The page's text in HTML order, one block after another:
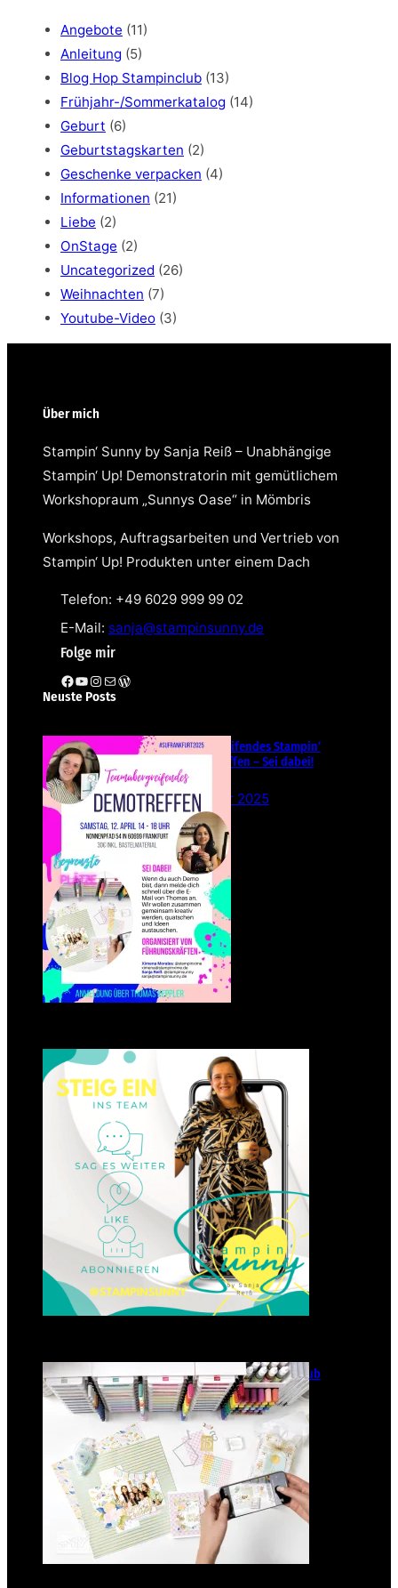
Angebote (11)
Anleitung (5)
Blog Hop Stampinclub (13)
Frühjahr-/Sommerkatalog (14)
Geburt (6)
Geburtstagskarten (2)
Geschenke verpacken (4)
Informationen (21)
Liebe (2)
OnStage (2)
Uncategorized (26)
Weihnachten (7)
Youtube-Video (3)
Über mich
Stampin‘ Sunny by Sanja Reiß – Unabhängige
Stampin‘ Up! Demonstratorin mit gemütlichem
Workshopraum „Sunnys Oase“ in Mömbris
Workshops, Auftragsarbeiten und Vertrieb von
Stampin‘ Up! Produkten unter einem Dach
Telefon: +49 6029 999 99 02
E-Mail: sanja@stampinsunny.de
Folge mir
Facebook YouTube Instagram E-Mail WordPress
Neuste Posts
Teamübergreifendes Stampin‘
Up! Demotreffen – Sei dabei!
26. Februar 2025
Einsteigen 2025 im Team
Stampin‘ Sunny
23. Januar 2025
GANZ NEU: Scrapbooking Club
2025
21. Januar 2025